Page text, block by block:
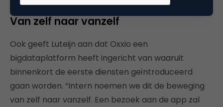
Van zelf naar vanzelf
Ook geeft Luteijn aan dat Oxxio een
bigdataplatform heeft ingericht van waaruit
binnenkort de eerste diensten geïntroduceerd
gaan worden. “Intern noemen we dit de beweging
van zelf naar vanzelf. Een bezoek aan de app zal